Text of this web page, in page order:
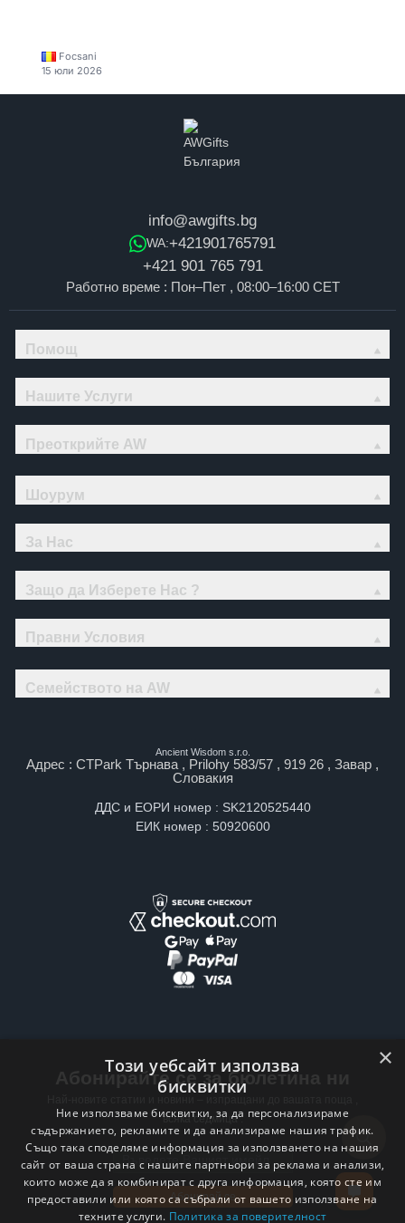
Focsani
15 юли 2026
info@awgifts.bg
WA:+421901765791
+421 901 765 791
Работно време : Пон–Пет , 08:00–16:00 CET
Помощ
Нашите Услуги
Преоткрийте AW
Шоурум
За Нас
Защо да Изберете Нас ?
Правни Условия
Семейството на AW
Ancient Wisdom s.r.o.
Адрес : CTPark Търнава , Prilohy 583/57 , 919 26 , Завар ,
Словакия
ДДС и ЕОРИ номер : SK2120525440
ЕИК номер : 50920600
Абонирайте се за бюлетина ни
всяка седмица .
Email address
Абонирай се
×
Този уебсайт използва
бисквитки
Ние използваме бисквитки, за да персонализираме
съдържанието, рекламите и да анализираме нашия трафик.
Също така споделяме информация за използването на нашия
сайт от ваша страна с нашите партньори за реклама и анализи,
които може да я комбинират с друга информация, която сте им
предоставили или която са събрали от вашето използване на
техните услуги. Политика за поверителност